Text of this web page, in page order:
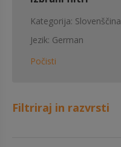
Kategorija Slovenščina
Jezik German
Počisti
Filtriraj in razvrsti